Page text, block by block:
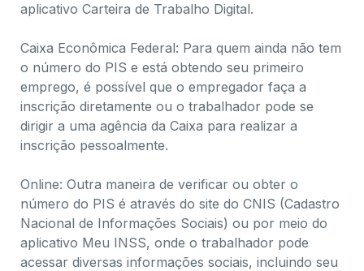
aplicativo Carteira de Trabalho Digital.
Caixa Econômica Federal: Para quem ainda não tem
o número do PIS e está obtendo seu primeiro
emprego, é possível que o empregador faça a
inscrição diretamente ou o trabalhador pode se
dirigir a uma agência da Caixa para realizar a
inscrição pessoalmente.
Online: Outra maneira de verificar ou obter o
número do PIS é através do site do CNIS (Cadastro
Nacional de Informações Sociais) ou por meio do
aplicativo Meu INSS, onde o trabalhador pode
acessar diversas informações sociais, incluindo seu